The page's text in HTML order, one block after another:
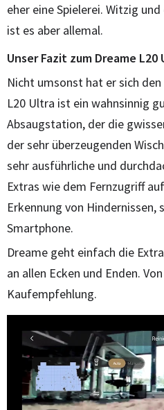
eher eine Spielerei. Witzig
ist es aber allemal.
Unser Fazit zum Dreame L20
Nicht umsonst hat er sich
L20 Ultra ist ein wahnsinnig
Absaugstation, der die
der sehr überzeugenden
sehr ausführliche und
Extras wie dem Fernzugriff
Erkennung von Hindernissen,
Smartphone.
Dreame geht einfach die
an allen Ecken und Enden.
Kaufempfehlung.